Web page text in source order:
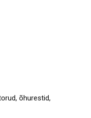
õhurestid,